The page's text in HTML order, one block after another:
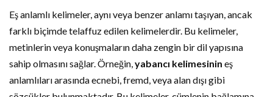
Eş anlamlı kelimeler, aynı veya benzer anlamı taşıyan, ancak
farklı biçimde telaffuz edilen kelimelerdir. Bu kelimeler,
metinlerin veya konuşmaların daha zengin bir dil yapısına
sahip olmasını sağlar. Örneğin,yabancı kelimesinin eş
anlamlıları arasında ecnebi, fremd, veya alan dışı gibi